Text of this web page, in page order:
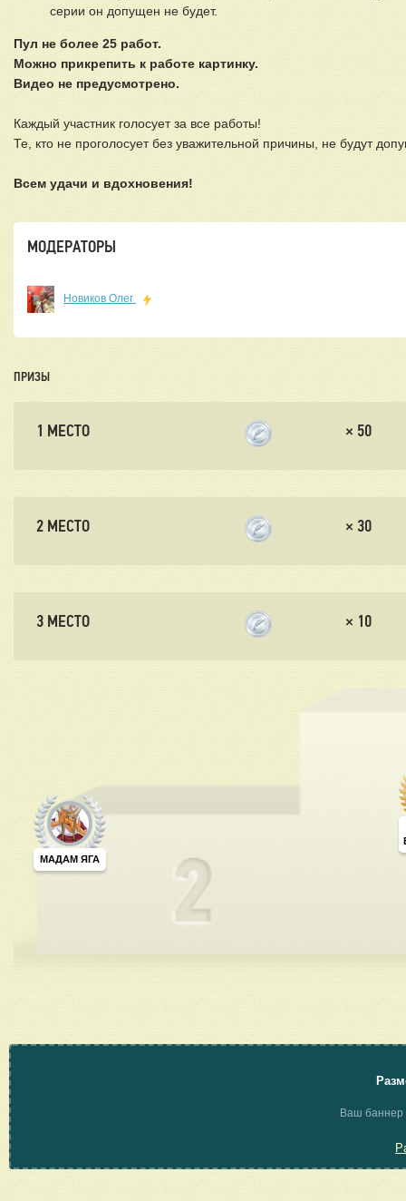
серии он допущен не будет.
Пул не более 25 работ.
Можно прикрепить к работе картинку.
Видео не предусмотрено.
Каждый участник голосует за все работы!
Те, кто не проголосует без уважительной причины, не будут
Всем удачи и вдохновения!
МОДЕРАТОРЫ
Новиков Олег
ПРИЗЫ
1 МЕСТО × 50
2 МЕСТО × 30
3 МЕСТО × 10
МАДАМ ЯГА
Ваш баннер